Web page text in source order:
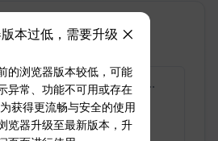
本过低，需要升级
的浏览器版本较低，可能
异常、功能不可用或存在
获得更流畅与安全的使用
览器升级至最新版本，升